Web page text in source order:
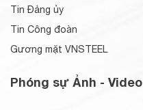
Tin Đảng ủy
Tin Công đoàn
Gương mặt VNSTEEL
Phóng sự Ảnh - Video